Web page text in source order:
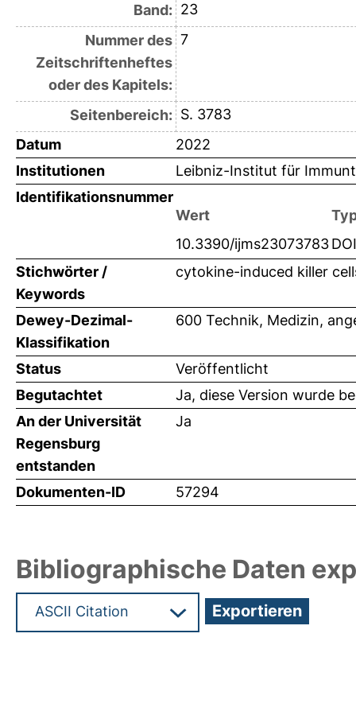
Band: 23
Nummer des
Zeitschriftenheftes
oder des Kapitels:
7
Seitenbereich: S. 3783
Datum
2022
Institutionen
Leibniz-Institut für
Identifikationsnummer
Wert
10.3390/ijms23073783DOI
Stichwörter /
Keywords
cytokine-induced killer
Dewey-Dezimal-
Klassifikation
600 Technik, Medizin,
Status
Veröffentlicht
Begutachtet
Ja, diese Version wurde
An der Universität
Regensburg
entstanden
Ja
Dokumenten-ID 57294
Bibliographische Daten